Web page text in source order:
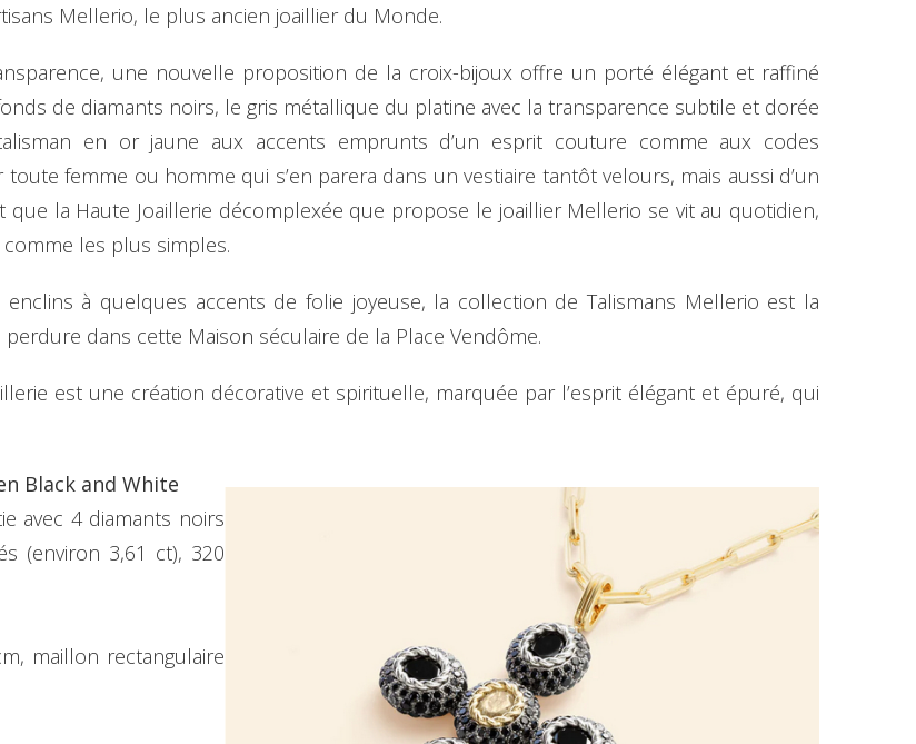
Mellerio, le plus ancien joaillier du Monde.
une nouvelle proposition de la croix-bijoux offre un porté élégant et raffiné
de diamants noirs, le gris métallique du platine avec la transparence subtile et dorée
en or jaune aux accents emprunts d’un esprit couture comme aux codes
femme ou homme qui s’en parera dans un vestiaire tantôt velours, mais aussi d’un
la Haute Joaillerie décomplexée que propose le joaillier Mellerio se vit au quotidien,
les plus simples.
enclins à quelques accents de folie joyeuse, la collection de Talismans Mellerio est la
dans cette Maison séculaire de la Place Vendôme.
est une création décorative et spirituelle, marquée par l’esprit élégant et épuré, qui
Black and White
avec 4 diamants noirs
(environ 3,61 ct), 320
maillon rectangulaire